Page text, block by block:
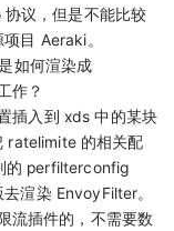
议，但是不能比较
目 Aeraki。
如何渲染成
作？
插入到 xds 中的某块
ratelimite 的相关配
的 perfilterconfig
渲染 EnvoyFilter。
流插件的，不需要数